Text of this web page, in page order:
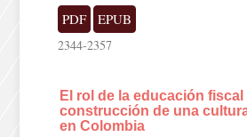
PDF EPUB
2344-2357
El rol de la educación fiscal
construcción de una
en Colombia